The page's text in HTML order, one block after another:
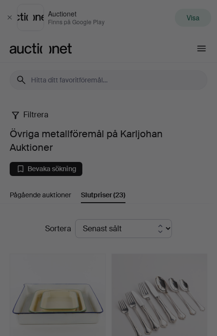
Stäng
Auctionet
Finns på Google Play Visa
Övriga
metallföremål
på
Karljohan
Filtrera
Övriga metallföremål på Karljohan
Auktioner
Bevaka sökning
Pågående auktioner Slutpriser(23)
SlutpriserSortera